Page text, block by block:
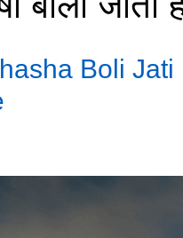
Boli Jati